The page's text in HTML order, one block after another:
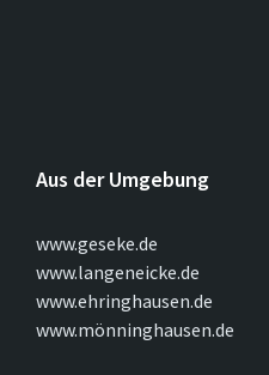
Aus der Umgebung
www.geseke.de
www.langeneicke.de
www.ehringhausen.de
www.mönninghausen.de